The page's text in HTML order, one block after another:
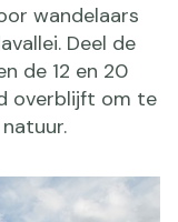
wandelaars
Deel de
de 12 en 20
overblijft om te